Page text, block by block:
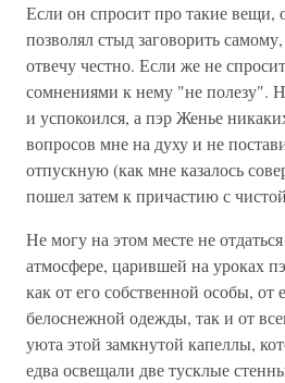
Если он спросит про такие вещи,
позволял стыд заговорить
отвечу честно. Если же не
сомнениями к нему "не полезу".
и успокоился, а пэр Женье
вопросов мне на духу и не
отпускную (как мне казалось
пошел затем к причастию с
Не могу на этом месте не
атмосфере, царившей на уроках
как от его собственной особы, от
белоснежной одежды, так и от
уюта этой замкнутой капеллы,
едва освещали две тусклые